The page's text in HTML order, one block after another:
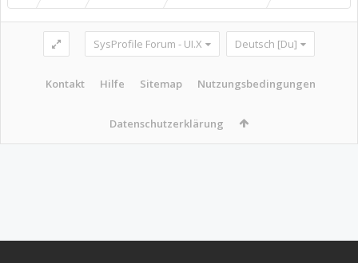
SysProfile Forum - UI.X Deutsch [Du]
Kontakt Hilfe Sitemap Nutzungsbedingungen
Datenschutzerklärung